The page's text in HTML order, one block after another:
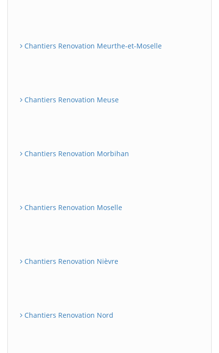
Chantiers Renovation Meurthe-et-Moselle
Chantiers Renovation Meuse
Chantiers Renovation Morbihan
Chantiers Renovation Moselle
Chantiers Renovation Nièvre
Chantiers Renovation Nord